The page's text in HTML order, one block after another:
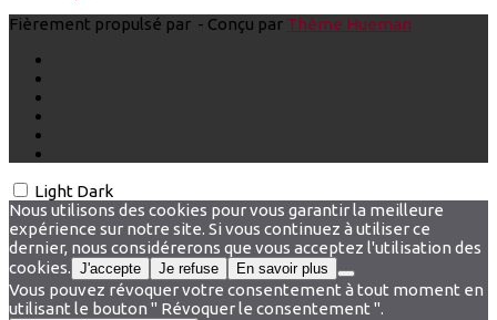
Fièrement propulsé par - Conçu par Thème Hueman
Light Dark
Nous utilisons des cookies pour vous garantir la meilleure
expérience sur notre site. Si vous continuez à utiliser ce
dernier, nous considérerons que vous acceptez l'utilisation des
cookies. J'accepte Je refuse En savoir plus
Vous pouvez révoquer votre consentement à tout moment en
utilisant le bouton " Révoquer le consentement ".